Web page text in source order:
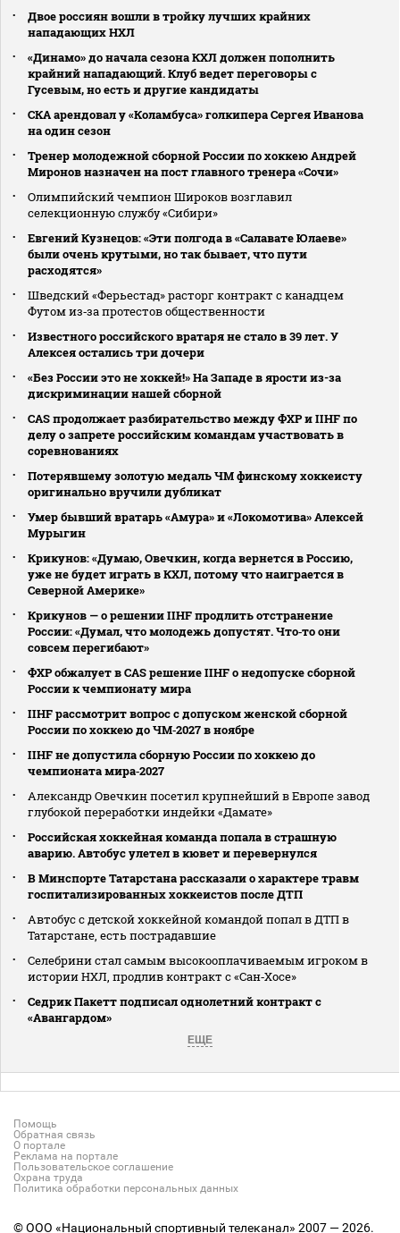
Двое россиян вошли в тройку лучших крайних
нападающих НХЛ
«Динамо» до начала сезона КХЛ должен пополнить
крайний нападающий. Клуб ведет переговоры с
Гусевым, но есть и другие кандидаты
СКА арендовал у «Коламбуса» голкипера Сергея Иванова
на один сезон
Тренер молодежной сборной России по хоккею Андрей
Миронов назначен на пост главного тренера «Сочи»
Олимпийский чемпион Широков возглавил
селекционную службу «Сибири»
Евгений Кузнецов: «Эти полгода в «Салавате Юлаеве»
были очень крутыми, но так бывает, что пути
расходятся»
Шведский «Ферьестад» расторг контракт с канадцем
Футом из‑за протестов общественности
Известного российского вратаря не стало в 39 лет. У
Алексея остались три дочери
«Без России это не хоккей!» На Западе в ярости из-за
дискриминации нашей сборной
CAS продолжает разбирательство между ФХР и IIHF по
делу о запрете российским командам участвовать в
соревнованиях
Потерявшему золотую медаль ЧМ финскому хоккеисту
оригинально вручили дубликат
Умер бывший вратарь «Амура» и «Локомотива» Алексей
Мурыгин
Крикунов: «Думаю, Овечкин, когда вернется в Россию,
уже не будет играть в КХЛ, потому что наиграется в
Северной Америке»
Крикунов — о решении IIHF продлить отстранение
России: «Думал, что молодежь допустят. Что‑то они
совсем перегибают»
ФХР обжалует в CAS решение IIHF о недопуске сборной
России к чемпионату мира
IIHF рассмотрит вопрос с допуском женской сборной
России по хоккею до ЧМ‑2027 в ноябре
IIHF не допустила сборную России по хоккею до
чемпионата мира‑2027
Александр Овечкин посетил крупнейший в Европе завод
глубокой переработки индейки «Дамате»
Российская хоккейная команда попала в страшную
аварию. Автобус улетел в кювет и перевернулся
В Минспорте Татарстана рассказали о характере травм
госпитализированных хоккеистов после ДТП
Автобус с детской хоккейной командой попал в ДТП в
Татарстане, есть пострадавшие
Селебрини стал самым высокооплачиваемым игроком в
истории НХЛ, продлив контракт с «Сан‑Хосе»
Седрик Пакетт подписал однолетний контракт с
«Авангардом»
ЕЩЕ
Помощь
Обратная связь
О портале
Реклама на портале
Пользовательское соглашение
Охрана труда
Политика обработки персональных данных
© ООО «Национальный спортивный телеканал» 2007 — 2026.